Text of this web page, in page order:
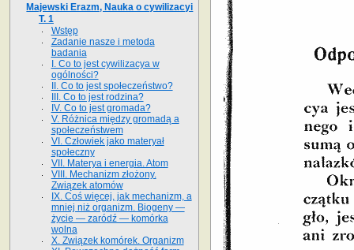
Majewski Erazm, Nauka o cywilizacyi
T. 1
Wstęp
Zadanie nasze i metoda
badania
I. Co to jest cywilizacya w
ogólności?
II. Co to jest społeczeństwo?
III. Co to jest rodzina?
IV. Co to jest gromada?
V. Różnica między gromadą a
społeczeństwem
VI. Człowiek jako materyał
społeczny
VII. Materya i energia. Atom
VIII. Mechanizm złożony.
Związek atomów
IX. Coś więcej, jak mechanizm, a
mniej niż organizm. Biogeny —
życie — zaródź — komórka
wolna
X. Związek komórek. Organizm